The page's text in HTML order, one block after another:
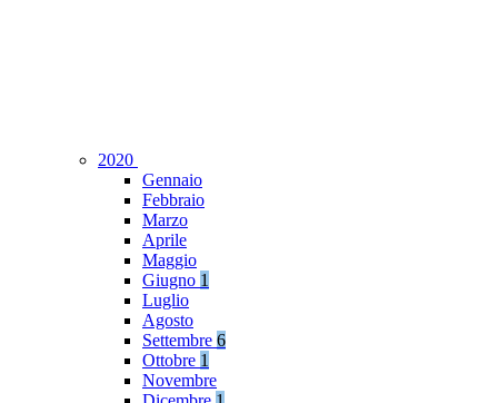
2020
Gennaio
Febbraio
Marzo
Aprile
Maggio
Giugno 1
Luglio
Agosto
Settembre 6
Ottobre 1
Novembre